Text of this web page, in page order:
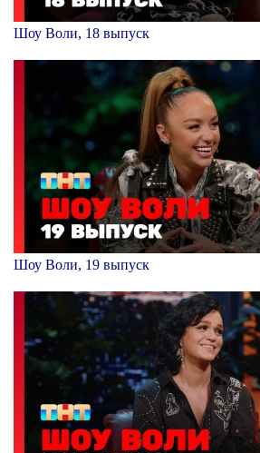
Шоу Воли, 18 выпуск
Шоу Воли, 19 выпуск